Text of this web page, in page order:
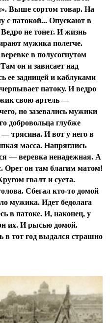
Выше сортом товар. На
с патокой... Опускают в
не тонет. И жизнь
мужика полегче.
в полусогнутом
он и зависает над
ее задницей и каблуками
патоку. И ведро
свою артель —
но зазевались мужики
добровольца глубже
трясина. И вот у него в
масса. Напряглись
— веревка ненадежная. А
Орет он там благим матом!
гвалт и суета.
Сбегал кто-то домой
мужика. Идет бедолага
в патоке. И, наконец, у
их. И рысью домой.
в тот год выдался страшно